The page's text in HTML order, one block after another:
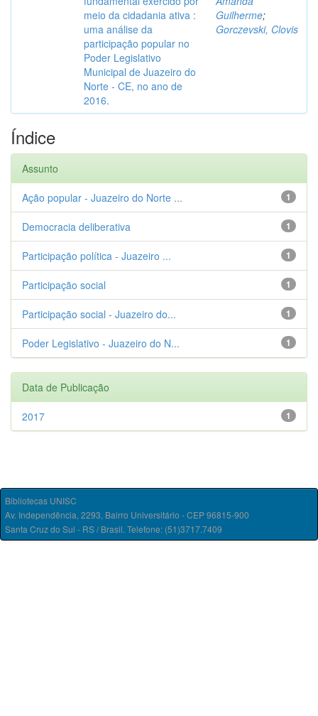
meio da cidadania ativa :
uma análise da
participação popular no
Poder Legislativo
Municipal de Juazeiro do
Norte - CE, no ano de
2016.
Guilherme;
Gorczevski, Clovis
Índice
Assunto
1
Ação popular - Juazeiro do Norte ...
1
Democracia deliberativa
1
Participação política - Juazeiro ...
1
Participação social
1
Participação social - Juazeiro do...
1
Poder Legislativo - Juazeiro do N...
Data de Publicação
1
2017
Bibliotecas UNISC
Av. Independência, 2293, Bairro Universitário - CEP 96815-900
Santa Cruz do Sul - RS / Brasil. Telefone: (51)3717.7409